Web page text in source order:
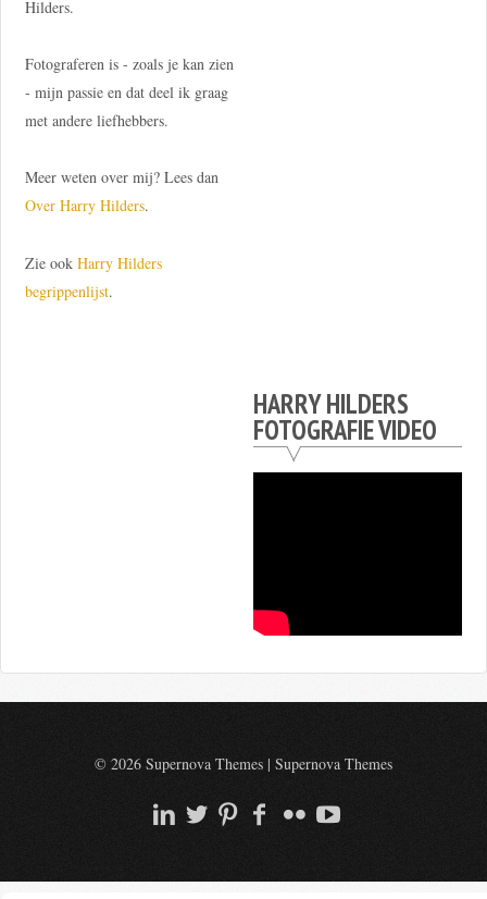
Hilders.
Fotograferen is - zoals je kan zien
- mijn passie en dat deel ik graag
met andere liefhebbers.
Meer weten over mij? Lees dan
Over Harry Hilders.
Zie ook Harry Hilders
begrippenlijst.
HARRY HILDERS
FOTOGRAFIE VIDEO
© 2026 Supernova Themes | Supernova Themes